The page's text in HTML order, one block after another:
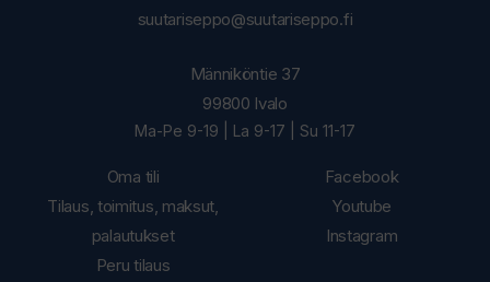
suutariseppo@suutariseppo.fi
Oma tili
Tilaus, toimitus, maksut,
palautukset
Peru tilaus
Männiköntie 37
99800 Ivalo
Ma-Pe 9-19 | La 9-17 | Su 11-17
Facebook
Youtube
Instagram